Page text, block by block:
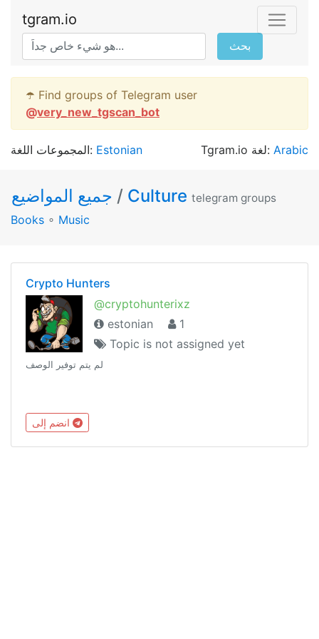
tgram.io
بحث
☂️ Find groups of Telegram user
@very_new_tgscan_bot
المجموعات اللغة: Estonian Tgram.io لغة: Arabic
/ Culture telegram groups
Books ∘ Music
Crypto Hunters
@cryptohunterixz
estonian
1
Topic is not assigned yet
لم يتم توفير الوصف